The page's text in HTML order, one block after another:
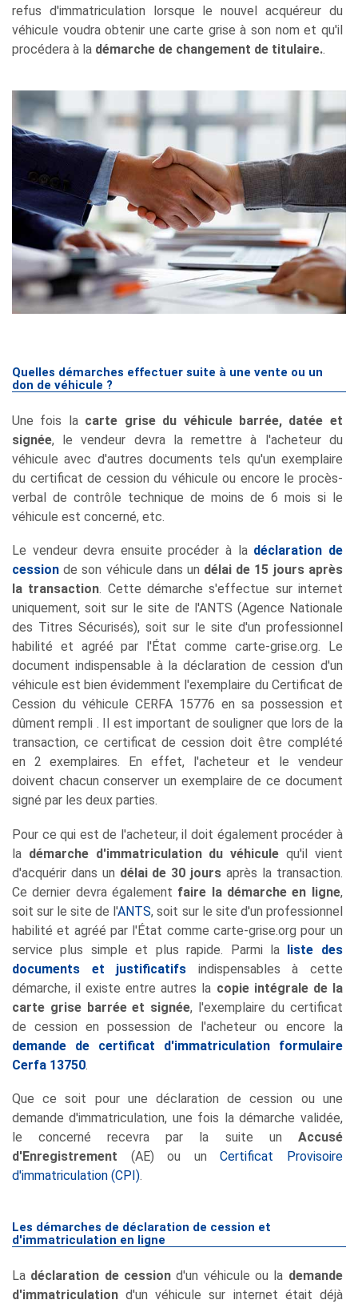
refus d'immatriculation lorsque le nouvel acquéreur du
véhicule voudra obtenir une carte grise à son nom et qu'il
procédera à la démarche de changement de titulaire..
Quelles démarches effectuer suite à une vente ou un
don de véhicule ?
Une fois la carte grise du véhicule barrée, datée et
signée, le vendeur devra la remettre à l'acheteur du
véhicule avec d'autres documents tels qu'un exemplaire
du certificat de cession du véhicule ou encore le procès-
verbal de contrôle technique de moins de 6 mois si le
véhicule est concerné, etc.
Le vendeur devra ensuite procéder à la déclaration de
cession de son véhicule dans un délai de 15 jours après
la transaction. Cette démarche s'effectue sur internet
uniquement, soit sur le site de l'ANTS (Agence Nationale
des Titres Sécurisés), soit sur le site d'un professionnel
habilité et agréé par l'État comme carte-grise.org. Le
document indispensable à la déclaration de cession d'un
véhicule est bien évidemment l'exemplaire du Certificat de
Cession du véhicule CERFA 15776 en sa possession et
dûment rempli . Il est important de souligner que lors de la
transaction, ce certificat de cession doit être complété
en 2 exemplaires. En effet, l'acheteur et le vendeur
doivent chacun conserver un exemplaire de ce document
signé par les deux parties.
Pour ce qui est de l'acheteur, il doit également procéder à
la démarche d'immatriculation du véhicule qu'il vient
d'acquérir dans un délai de 30 jours après la transaction.
Ce dernier devra également faire la démarche en ligne,
soit sur le site de l'ANTS, soit sur le site d'un professionnel
habilité et agréé par l'État comme carte-grise.org pour un
service plus simple et plus rapide. Parmi la liste des
documents et justificatifs indispensables à cette
démarche, il existe entre autres la copie intégrale de la
carte grise barrée et signée, l'exemplaire du certificat
de cession en possession de l'acheteur ou encore la
demande de certificat d'immatriculation formulaire
Cerfa 13750.
Que ce soit pour une déclaration de cession ou une
demande d'immatriculation, une fois la démarche validée,
le concerné recevra par la suite un Accusé
d'Enregistrement (AE) ou unCertificat Provisoire
d'immatriculation (CPI).
Les démarches de déclaration de cession et
d'immatriculation en ligne
La déclaration de cession d'un véhicule ou la demande
d'immatriculation d'un véhicule sur internet était déjà